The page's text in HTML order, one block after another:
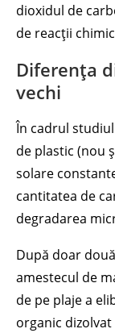
dioxidul de
de reacții
Diferența
vechi
În cadrul
de plastic (nou
solare
cantitatea de
degradarea
După doar
amestecul de
de pe plaje a
organic